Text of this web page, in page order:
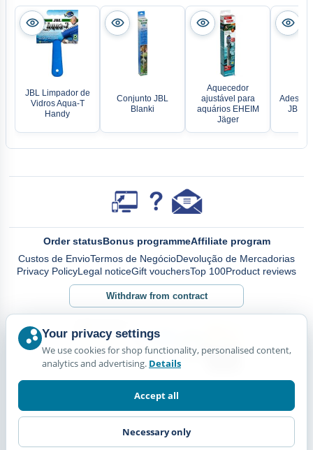
JBL Limpador de
Vidros Aqua-T
Handy
Conjunto JBL
Blanki
Aquecedor
ajustável para
aquários EHEIM
Jäger
Adesivo
JBL
Order statusBonus programmeAffiliate program
Custos de EnvioTermos de NegócioDevolução de Mercadorias
Privacy PolicyLegal noticeGift vouchersTop 100Product reviews
Withdraw from contract
Your privacy settings
We use cookies for shop functionality, personalised content,
analytics and advertising. Details
Accept all
Necessary only